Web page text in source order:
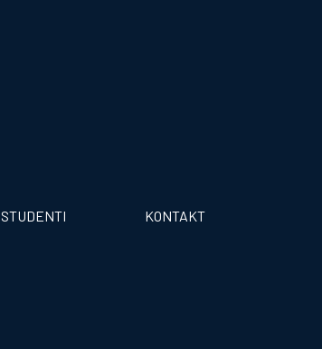
STUDENTI KONTAKT